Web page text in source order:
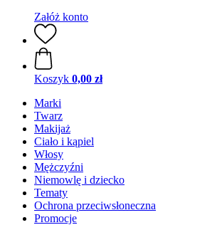
Załóż konto
Koszyk 0,00 zł
Marki
Twarz
Makijaż
Ciało i kąpiel
Włosy
Mężczyźni
Niemowlę i dziecko
Tematy
Ochrona przeciwsłoneczna
Promocje